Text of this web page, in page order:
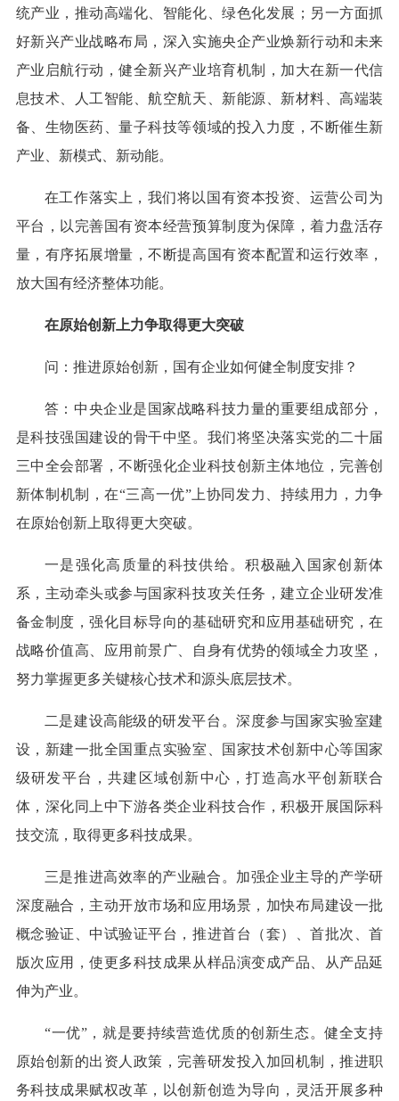
统产业，推动高端化、智能化、绿色化发展；另一方面抓
好新兴产业战略布局，深入实施央企产业焕新行动和未来
产业启航行动，健全新兴产业培育机制，加大在新一代信
息技术、人工智能、航空航天、新能源、新材料、高端装
备、生物医药、量子科技等领域的投入力度，不断催生新
产业、新模式、新动能。
在工作落实上，我们将以国有资本投资、运营公司为
平台，以完善国有资本经营预算制度为保障，着力盘活存
量，有序拓展增量，不断提高国有资本配置和运行效率，
放大国有经济整体功能。
在原始创新上力争取得更大突破
问：推进原始创新，国有企业如何健全制度安排？
答：中央企业是国家战略科技力量的重要组成部分，
是科技强国建设的骨干中坚。我们将坚决落实党的二十届
三中全会部署，不断强化企业科技创新主体地位，完善创
新体制机制，在“三高一优”上协同发力、持续用力，力争
在原始创新上取得更大突破。
一是强化高质量的科技供给。积极融入国家创新体
系，主动牵头或参与国家科技攻关任务，建立企业研发准
备金制度，强化目标导向的基础研究和应用基础研究，在
战略价值高、应用前景广、自身有优势的领域全力攻坚，
努力掌握更多关键核心技术和源头底层技术。
二是建设高能级的研发平台。深度参与国家实验室建
设，新建一批全国重点实验室、国家技术创新中心等国家
级研发平台，共建区域创新中心，打造高水平创新联合
体，深化同上中下游各类企业科技合作，积极开展国际科
技交流，取得更多科技成果。
三是推进高效率的产业融合。加强企业主导的产学研
深度融合，主动开放市场和应用场景，加快布局建设一批
概念验证、中试验证平台，推进首台（套）、首批次、首
版次应用，使更多科技成果从样品演变成产品、从产品延
伸为产业。
“一优”，就是要持续营造优质的创新生态。健全支持
原始创新的出资人政策，完善研发投入加回机制，推进职
务科技成果赋权改革，以创新创造为导向，灵活开展多种